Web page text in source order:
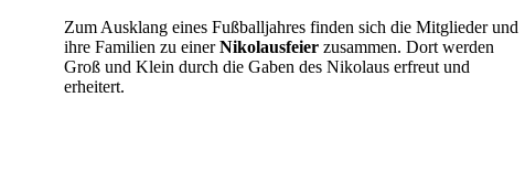
Zum Ausklang eines Fußballjahres finden sich die Mitglieder und
ihre Familien zu einerNikolausfeier zusammen. Dort werden
Groß und Klein durch die Gaben des Nikolaus erfreut und
erheitert.